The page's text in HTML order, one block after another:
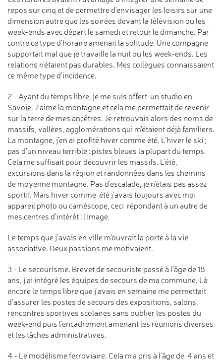
repos sur cinq et de permettre d'envisager les loisirs sur une
dimension autre que les soirées devant la télévision ou les
week-ends avec départ le samedi et retour le dimanche. Par
contre ce type d'horaire amenait la solitude. Une compagne
supportait mal que je travaille la nuit ou les week-ends. Les
relations n'étaient pas durables. Mes collègues connaissaient
ce même type d'incidence.
2 - Ayant du temps libre, je me suis offert un studio en
Savoie. J'aime la montagne et cela me permettait de revenir
sur la terre de mes ancêtres. Je retrouvais alors des noms de
massifs, vallées, agglomérations qui m'étaient déjà familiers.
La montagne, j'en ai profité hiver comme été. L'hiver le ski ;
pas d'un niveau terrible : pistes bleues la plupart du temps.
Cela me suffisait pour découvrir les massifs. L'été,
excursions dans la région et randonnées dans les chemins
de moyenne montagne. Pas d'escalade, je n'étais pas assez
sportif. Mais hiver comme été j'avais toujours avec moi
appareil photo ou caméscope, ceci répondant à un autre de
mes centres d'intérêt : l'image.
Le temps que j'avais en ville m'ouvrait la porte à la vie
associative. Deux passions me motivaient.
3 - Le secourisme. Brevet de secouriste passé à l'âge de 18
ans, j'ai intégré les équipes de secours de ma commune. Là
encore le temps libre que j'avais en semaine me permettait
d'assurer les postes de secours des expositions, salons,
rencontres sportives scolaires sans oublier les postes du
week-end puis l'encadrement amenant les réunions diverses
et les tâches administratives.
4 - Le modélisme ferroviaire. Cela m'a pris à l'âge de 4 ans et